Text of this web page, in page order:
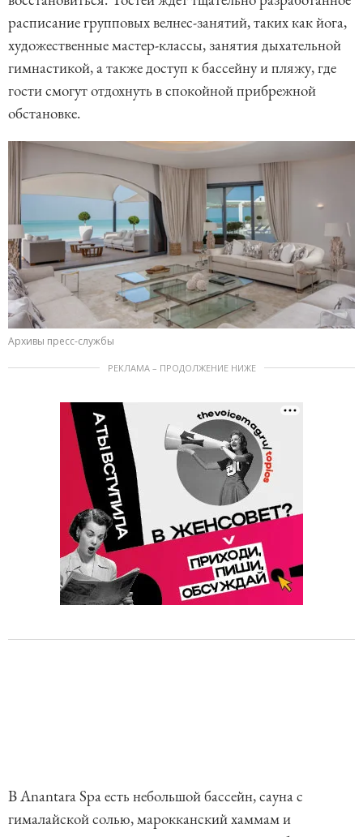
расписание групповых велнес-занятий, таких как йога,
художественные мастер-классы, занятия дыхательной
гимнастикой, а также доступ к бассейну и пляжу, где
гости смогут отдохнуть в спокойной прибрежной
обстановке.
Архивы пресс-службы
РЕКЛАМА – ПРОДОЛЖЕНИЕ НИЖЕ
В Anantara Spa есть небольшой бассейн, сауна с
гималайской солью, марокканский хаммам и